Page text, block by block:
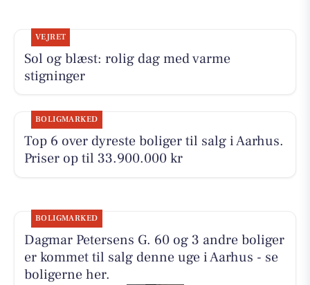
VEJRET
Sol og blæst: rolig dag med varme
stigninger
BOLIGMARKED
Top 6 over dyreste boliger til salg i Aarhus.
Priser op til 33.900.000 kr
BOLIGMARKED
Dagmar Petersens G. 60 og 3 andre boliger
er kommet til salg denne uge i Aarhus - se
boligerne her.